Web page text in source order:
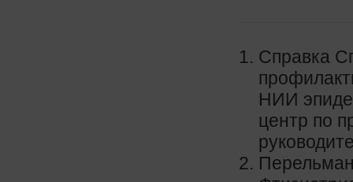
Справка
НИИ
центр по